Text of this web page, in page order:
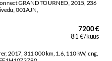
7200 €
81 €/kuus